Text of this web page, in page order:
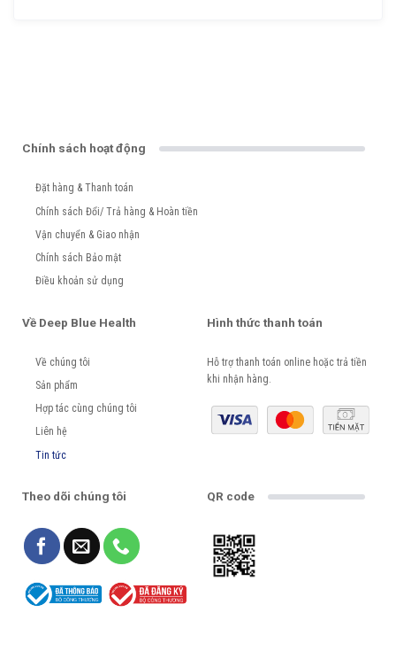
Chính sách hoạt động
Đặt hàng & Thanh toán
Chính sách Đổi/ Trả hàng & Hoàn tiền
Vận chuyển & Giao nhận
Chính sách Bảo mật
Điều khoản sử dụng
Về Deep Blue Health
Về chúng tôi
Sản phẩm
Hợp tác cùng chúng tôi
Liên hệ
Tin tức
Hình thức thanh toán
Hỗ trợ thanh toán online hoặc trả tiền
khi nhận hàng.
Theo dõi chúng tôi QR code